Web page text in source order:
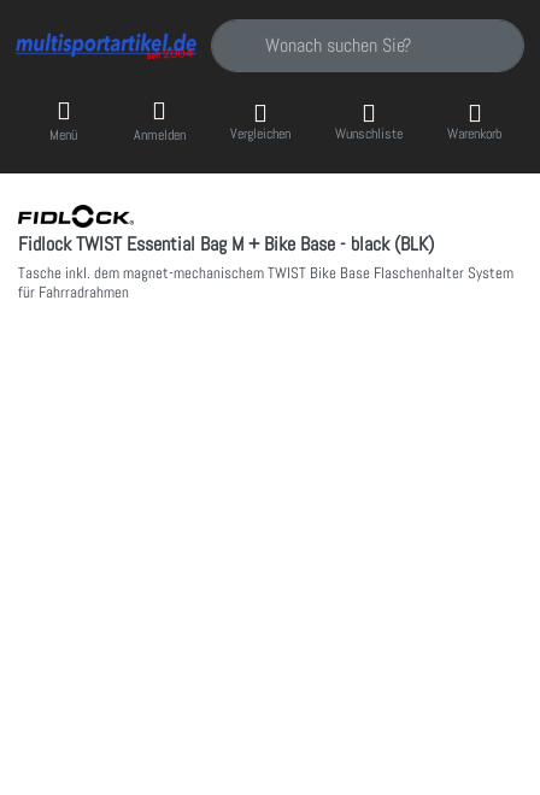
Geben Sie einen Suchbegriff ein. Während
Menü Anmelden Vergleichen Wunschliste Warenkorb
Fidlock TWIST Essential Bag M + Bike Base - black (BLK)
Tasche inkl. dem magnet-mechanischem TWIST Bike Base Flaschenhalter System
für Fahrradrahmen